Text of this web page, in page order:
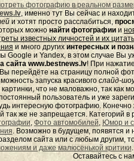
фотографию в реальном
, именно тут Вы сейчас и
и хотят просто расслабиться,
можно найти фотографии и
известных личностей и их
и много других интересных и
Google и Yandex, в этом случае Вы
сайта www.bestnews.lv! При
перейдёте на страницу полной
запуска красивого слайд-
что не маловажно, так как
пользователь и уже
интересную фотографию.
так же не запрещается. Категорий
, Фото автомобилей, Юмор и
. Возможно в будущем, появятся и
сайта или с любым другим,
и даже малюсенькой критики
Оставайтесь с